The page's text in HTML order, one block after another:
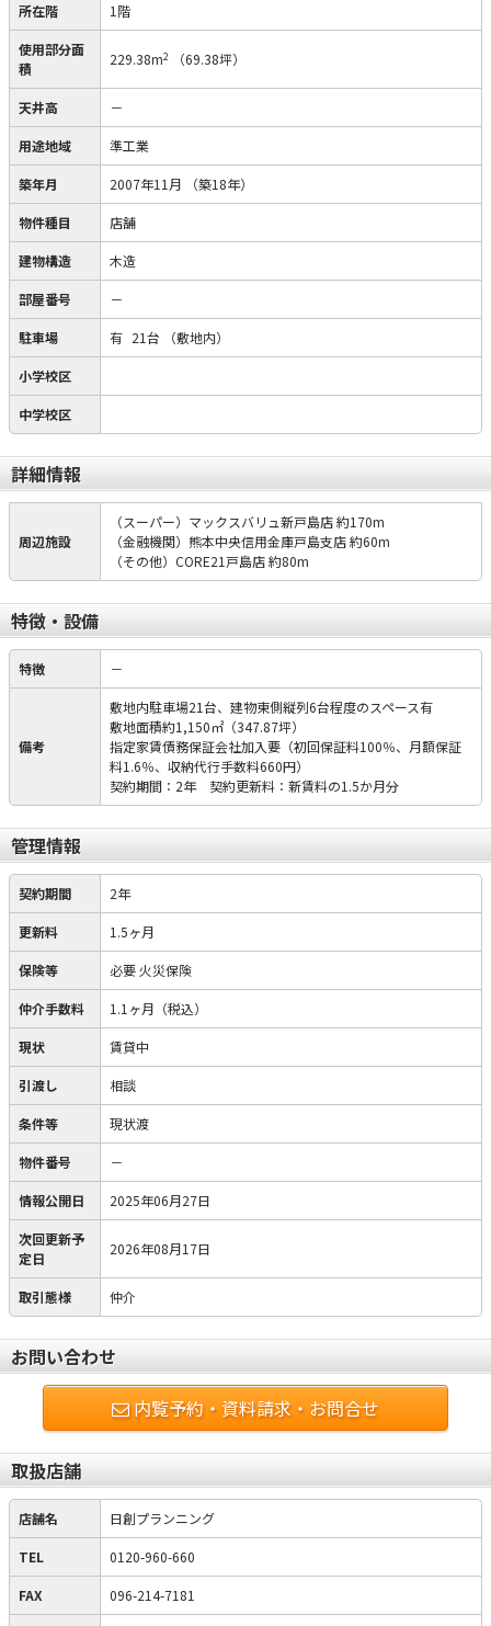
所在階 1階
使用部分面
積
229.38m2 （69.38坪）
天井高 －
用途地域 準工業
築年月 2007年11月 （築18年）
物件種目 店舗
建物構造 木造
部屋番号 －
駐車場 有 21台 （敷地内）
小学校区
中学校区
詳細情報
周辺施設
（スーパー）マックスバリュ新戸島店 約170m
（金融機関）熊本中央信用金庫戸島支店 約60m
（その他）CORE21戸島店 約80m
特徴・設備
特徴 －
備考
敷地内駐車場21台、建物東側縦列6台程度のスペース有
敷地面積約1,150㎡（347.87坪）
指定家賃債務保証会社加入要（初回保証料100％、月額保証
料1.6％、収納代行手数料660円）
契約期間：2年 契約更新料：新賃料の1.5か月分
管理情報
契約期間 2年
更新料 1.5ヶ月
保険等 必要火災保険
仲介手数料 1.1ヶ月（税込）
現状 賃貸中
引渡し 相談
条件等 現状渡
物件番号 －
情報公開日 2025年06月27日
次回更新予
定日
2026年08月17日
取引態様 仲介
お問い合わせ
内覧予約・資料請求・お問合せ
取扱店舗
店舗名 日創プランニング
TEL 0120-960-660
FAX 096-214-7181